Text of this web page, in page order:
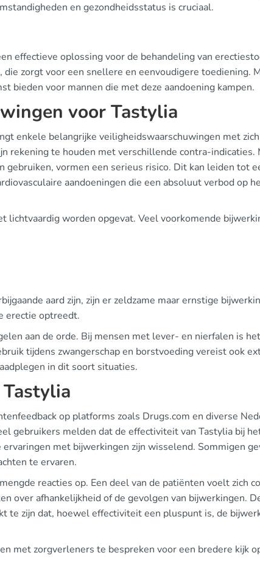
en gezondheidsstatus is cruciaal.
effectieve oplossing voor de behandeling van
zorgt voor een snellere en eenvoudigere toediening.
bieden voor mannen die met deze aandoening kampen.
voor Tastylia
enkele belangrijke veiligheidswaarschuwingen met
rekening te houden met verschillende contra-indicaties.
vormen een serieus risico. Dit kan leiden tot
aandoeningen die een absoluut verbod op
lichtvaardig worden opgevat. Veel voorkomende
aard zijn, zijn er zeldzame maar ernstige
erectie optreedt.
aan de orde. Bij mensen met lever- en nierfalen is
tijdens zwangerschap en borstvoeding vereist ook
in dit soort situaties.
op platforms zoals Drugs.com en diverse
gebruikers melden dat de effectiviteit van Tastylia bij
met bijwerkingen zijn wisselend. Sommigen
te ervaren.
reacties op. Een deel van de patiënten voelt zich
over afhankelijkheid of de gevolgen van bijwerkingen.
te zijn dat, hoewel effectiviteit een pluspunt is, de
met zorgverleners te bespreken voor een bredere kijk